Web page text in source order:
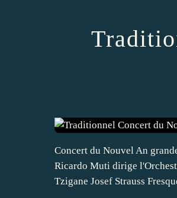
Concert du Nouvel An
Ricardo Muti dirige
Tzigane Josef Strauss